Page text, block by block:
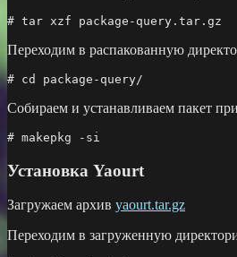
# tar xzf package-query.tar.gz
Переходим в распакованную
# cd package-query/
Собираем и устанавливаем пакет
# makepkg -si
Установка Yaourt
Загружаем архив yaourt.tar.gz
Переходим в загруженную